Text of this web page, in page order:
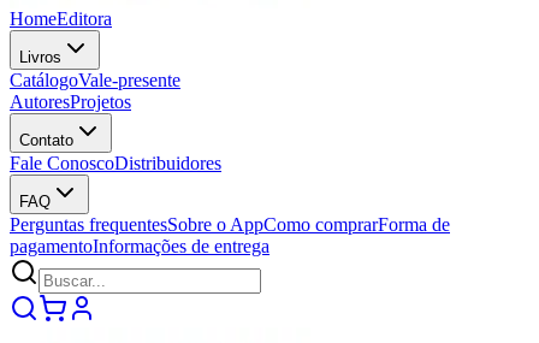
HomeEditora
Livros
CatálogoVale-presente
AutoresProjetos
Contato
Fale ConoscoDistribuidores
FAQ
Perguntas frequentesSobre o AppComo comprarForma de
pagamentoInformações de entrega